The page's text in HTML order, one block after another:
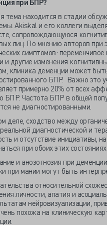
при БПР?
тема находится в стадии
Akiskal и его коллеги
сопровождающуюся
лиц. По мнению авторов при
симптомов:
и другие изменения
клиника деменции может
БПР. Важно это
примерно 20% от всех
БПР. Частота БПР в общей
не диагностированными.
деле, сходство между
диагностической и
и отсутствие инициативы,
при обоих этих состояниях.
и анозогнозия при
при мании могут быть
относительной
личности, апатия и
нейровизуализации,
похожа на клиническую